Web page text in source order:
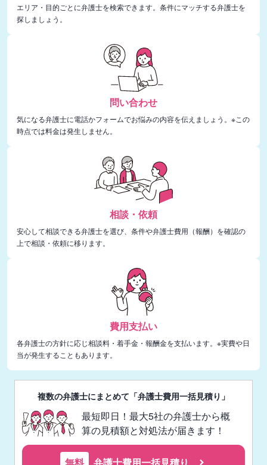
エリア・目的ごとに弁護士を検索できます。条件にマッチする弁護士を
探しましょう。
問い合わせ
気になる弁護士に電話かフォームでお悩みの内容を伝えましょう。※この
時点では料金は発生しません。
相談・依頼
安心して相談できる弁護士を選び、条件や弁護士費用（報酬）を確認の
上で相談・依頼に移ります。
費用支払い
各弁護士の方針に応じ相談料・着手金・報酬金を支払います。※実費や日
当が発生することもあります。
複数の弁護士にまとめて「弁護士費用一括見積り」
最短即日！最大5社の弁護士から概
算の見積額と対処法が届きます！
無料 弁護士費用一括見積り